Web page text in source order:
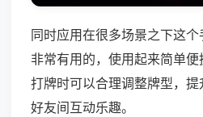
同时应用在很多场景之下这
非常有用的，使用起来简单
打牌时可以合理调整牌型，
好友间互动乐趣。